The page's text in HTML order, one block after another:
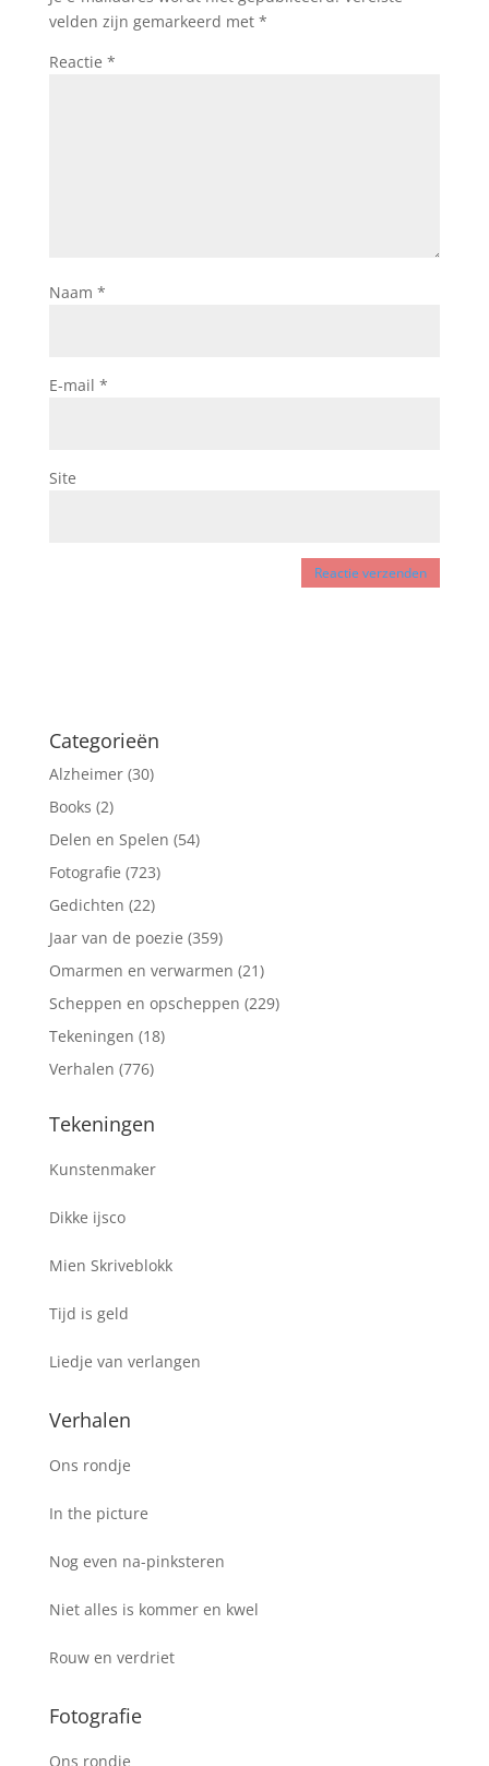
velden zijn gemarkeerd met *
Reactie *
Naam *
E-mail *
Site
Categorieën
Alzheimer(30)
Books (2)
Delen en Spelen (54)
Fotografie (723)
Gedichten (22)
Jaar van de poezie (359)
Omarmen en verwarmen (21)
Scheppen en opscheppen (229)
Tekeningen (18)
Verhalen (776)
Tekeningen
Kunstenmaker
Dikke ijsco
Mien Skriveblokk
Tijd is geld
Liedje van verlangen
Verhalen
Ons rondje
In the picture
Nog even na-pinksteren
Niet alles is kommer en kwel
Rouw en verdriet
Fotografie
Ons rondje